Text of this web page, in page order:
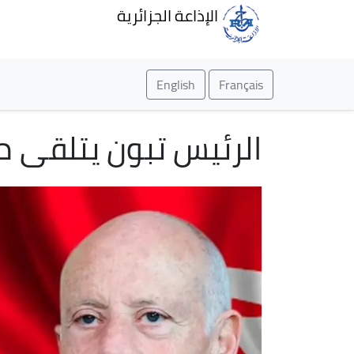
الإذاعة الجزائرية
Français
English
الرئيس تبون